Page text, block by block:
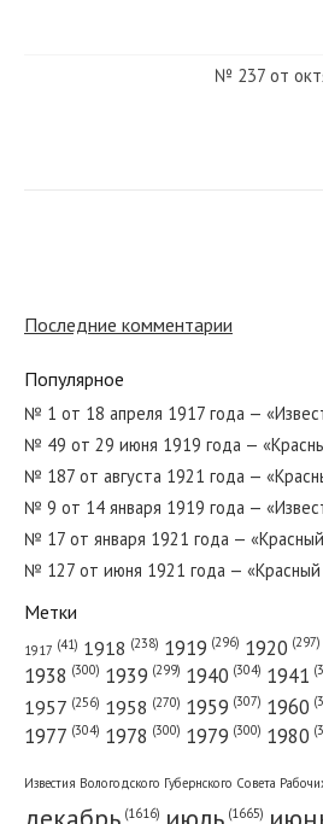
№ 237 от
№ 144 от
№ 109 от мая
Последние комментарии
Популярное
№ 1 от 18 апреля 1917 года —
№ 49 от 29 июня 1919 года —
№ 187 от августа 1921 года —
№ 9 от 14 января 1919 года —
№ 17 от января 1921 года —
№ 127 от июня 1921 года — «Красный
Метки
1917 (41) 1918 (238) 1919 (296) 1920 (297)
1938 (300) 1939 (299) 1940 (304) 1941
1957 (256) 1958 (270) 1959 (307) 1960
1977 (304) 1978 (300) 1979 (300) 1980
Известия Вологодского Губернского Совета
(1616) (1665)